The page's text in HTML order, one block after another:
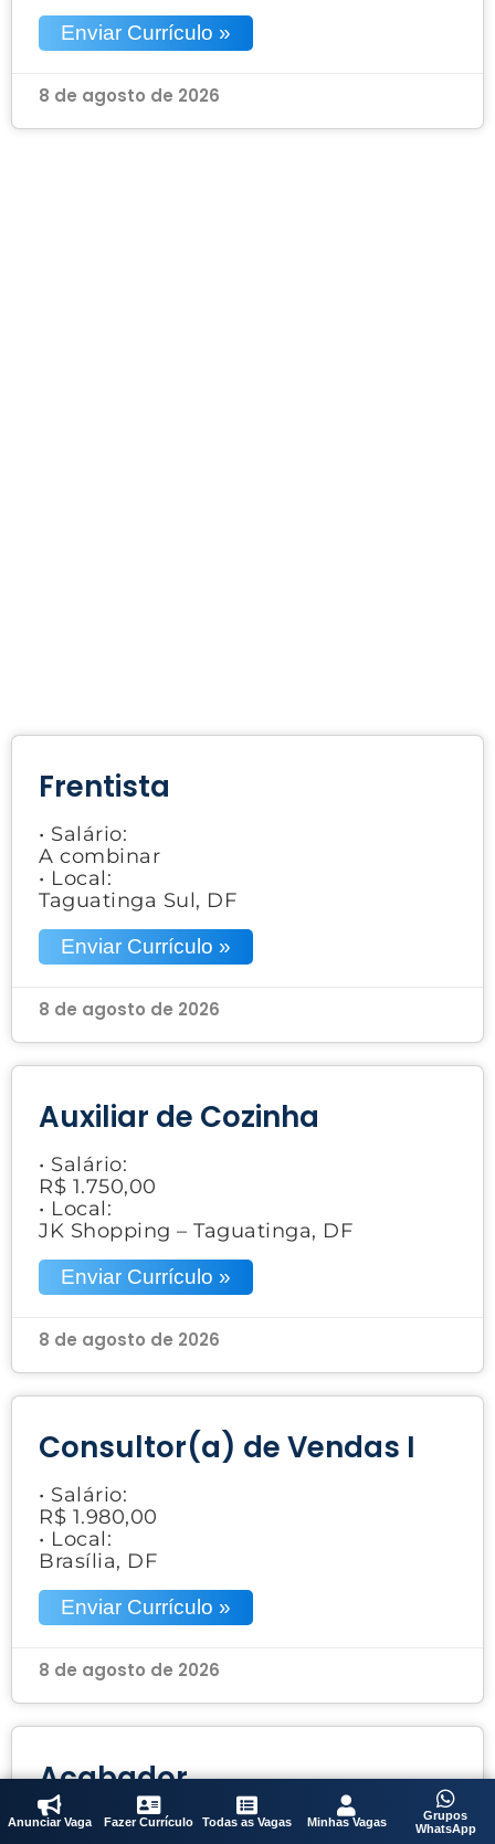
Enviar Currículo »
8 de agosto de 2026
Frentista
• Salário:
A combinar
• Local:
Taguatinga Sul, DF
Enviar Currículo »
8 de agosto de 2026
Auxiliar de Cozinha
• Salário:
R$ 1.750,00
• Local:
JK Shopping – Taguatinga, DF
Enviar Currículo »
8 de agosto de 2026
Consultor(a) de Vendas I
• Salário:
R$ 1.980,00
• Local:
Brasília, DF
Enviar Currículo »
8 de agosto de 2026
Acabador
• Salário:
Anunciar Vaga Fazer Currículo Todas as Vagas Minhas Vagas
Grupos
WhatsApp